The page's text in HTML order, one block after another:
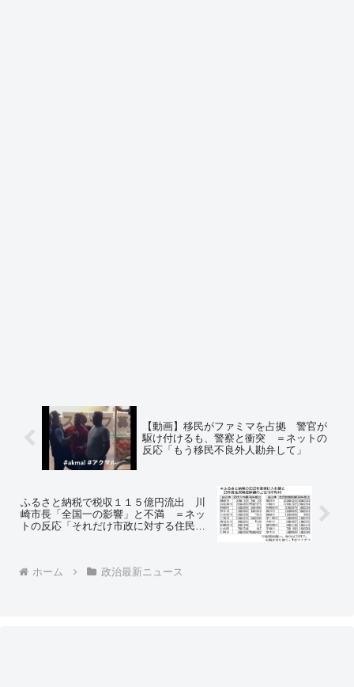
【動画】移民がファミマを占拠 警官が
駆け付けるも、警察と衝突 ＝ネットの
反応「もう移民不良外人勘弁して」
ふるさと納税で税収１１５億円流出 川
崎市長「全国一の影響」と不満 ＝ネッ
トの反応「それだけ市政に対する住民の
ホーム 政治最新ニュース